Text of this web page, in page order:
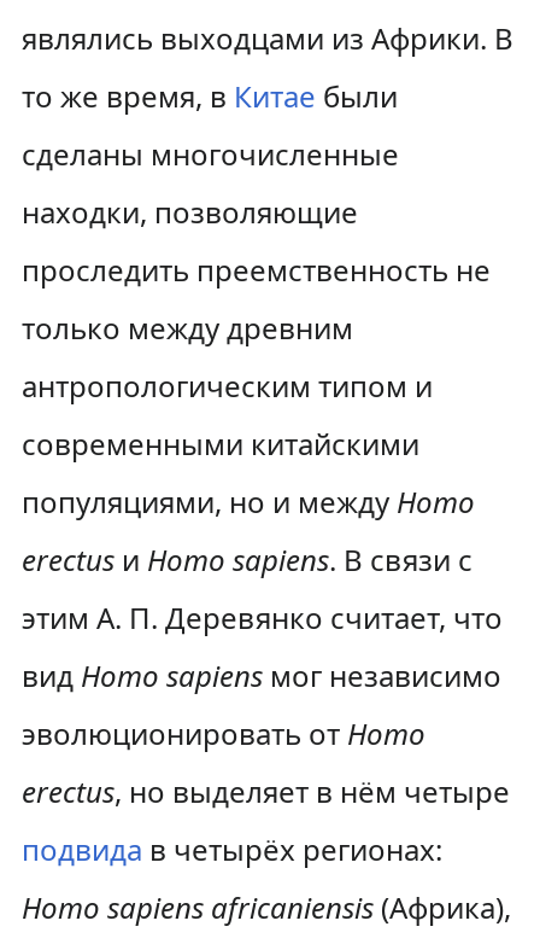
являлись выходцами из Африки. В
то же время, в Китае были
сделаны многочисленные
находки, позволяющие
проследить преемственность не
только между древним
антропологическим типом и
современными китайскими
популяциями, но и между Homo
erectusи Homo sapiens. В связи с
этим А. П. Деревянко считает, что
вид Homo sapiensмог независимо
эволюционировать от Homo
erectus, но выделяет в нём четыре
подвида в четырёх регионах:
Homo sapiens africaniensis(Африка),